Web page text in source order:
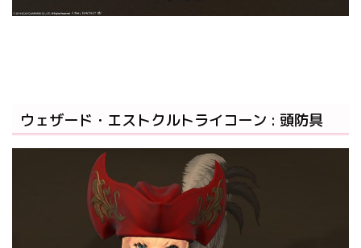
ウェザード・エストクルトライコーン : 頭防具